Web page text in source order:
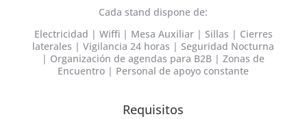
Cada stand dispone de:
Electricidad | Wiffi | Mesa Auxiliar | Sillas | Cierres
laterales | Vigilancia 24 horas | Seguridad Nocturna
| Organización de agendas para B2B | Zonas de
Encuentro | Personal de apoyo constante
Requisitos